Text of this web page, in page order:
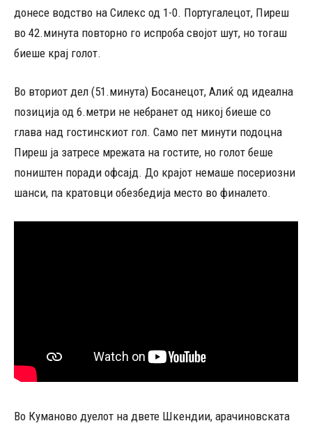
донесе водство на Силекс од 1-0. Португалецот, Пиреш
во 42.минута повторно го испроба својот шут, но тогаш
биеше крај голот.
Во вториот дел (51.минута) Босанецот, Алиќ од идеална
позиција од 6.метри не небранет од никој биеше со
глава над гостинскиот гол. Само пет минути подоцна
Пиреш ја затресе мрежата на гостите, но голот беше
поништен поради офсајд. До крајот немаше посериозни
шанси, па кратовци обезбедија место во финалето.
Во Куманово дуелот на двете Шкендии, арачиновската